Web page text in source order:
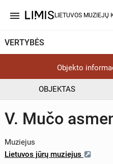
menu LIETUVOS MUZIEJŲ
VERTYBĖS
Objekto
OBJEKTAS
V. Mučo
Muziejus
Lietuvos jūrų muziejus